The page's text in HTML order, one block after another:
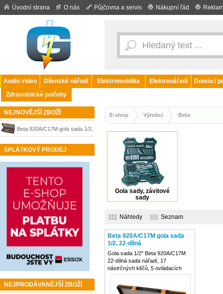
Úvodní strana O nás Půjčovna a servis Nákupní řád
Audio video Dílenské nářadí Elektromobilita Elektronářadí
Domácí
Zdravotnické potřeby
NEJNOVĚJŠÍ ZBOŽÍ
Beta 920A/C17M gola sada 1/2,
22-dílná
SPLÁTKOVÝ PRODEJ
NEJPRODÁVANĚJŠÍ ZBOŽÍ
E-shop Výrobci Beta
Gola sady, závitové
sady
Náhledy Seznam
Beta 920A/C17M gola sada
1/2, 22-dílná
Gola sada 1/2" Beta 920A/C17M
22-dílná sada nářadí, 17
nástrčných klíčů, 5 ovládacích
nástrojů s pěnovými vložkami,
nářadí nejvyšší kvality Extrémně
robustní plechový kufr na nářadí